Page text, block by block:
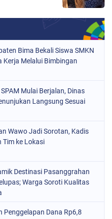
Bima Bekali Siswa SMKN
Kerja Melalui Bimbingan
Mulai Berjalan, Dinas
Langsung Sesuai
Wawo Jadi Sorotan, Kadis
Tim ke Lokasi
Destinasi Pasanggrahan
Warga Soroti Kualitas
Penggelapan Dana Rp6,8